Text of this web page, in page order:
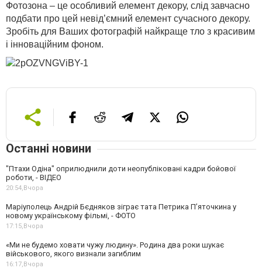
Фотозона – це особливий елемент декору, слід завчасно
подбати про цей невід’ємний елемент сучасного декору.
Зробіть для Ваших фотографій найкраще тло з красивим
і інноваційним фоном.
Останні новини
"Птахи Одіна" оприлюднили доти неопубліковані кадри бойової
роботи, - ВІДЕО
20:54,Вчора
Маріуполець Андрій Бєдняков зіграє тата Петрика П’яточкина у
новому українському фільмі, - ФОТО
17:15,Вчора
«Ми не будемо ховати чужу людину». Родина два роки шукає
військового, якого визнали загиблим
16:17,Вчора